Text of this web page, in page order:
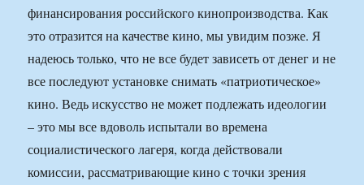
финансирования российского кинопроизводства. Как
это отразится на качестве кино, мы увидим позже. Я
надеюсь только, что не все будет зависеть от денег и не
все последуют установке снимать «патриотическое»
кино. Ведь искусство не может подлежать идеологии
– это мы все вдоволь испытали во времена
социалистического лагеря, когда действовали
комиссии, рассматривающие кино с точки зрения